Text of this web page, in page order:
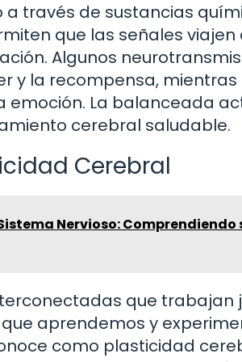
a través de sustancias
que las señales viajen
Algunos
y la recompensa, mientras
emoción. La balanceada
cerebral saludable.
Cerebral
Nervioso: Comprendiendo
que trabajan
aprendemos y
como plasticidad